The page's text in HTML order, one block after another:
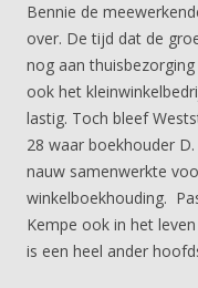
Bennie de
over. De tijd dat de
nog aan
ook het
lastig. Toch bleef
28 waar boekhouder
nauw samenwerkte
winkelboekhouding.
Kempe ook in het
is een heel ander